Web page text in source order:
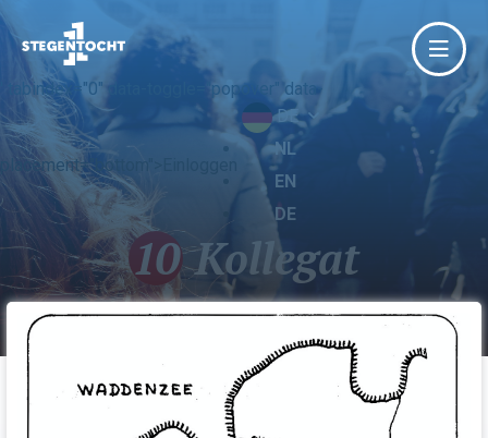
' tabindex="0" data-toggle="popover" data-
placement="bottom">Einloggen
DE
NL
EN
DE
10Kollegat